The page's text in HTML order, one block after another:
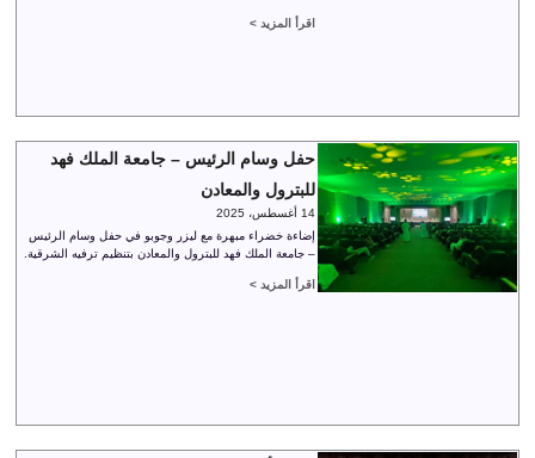
اقرأ المزيد >
حفل وسام الرئيس – جامعة الملك فهد
للبترول والمعادن
14 أغسطس، 2025
إضاءة خضراء مبهرة مع ليزر وجوبو في حفل وسام الرئيس
– جامعة الملك فهد للبترول والمعادن بتنظيم ترفيه الشرقية.
اقرأ المزيد >